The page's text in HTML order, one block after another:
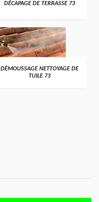
DÉCAPAGE DE TERRASSE 73
DÉMOUSSAGE NETTOYAGE DE
TUILE 73